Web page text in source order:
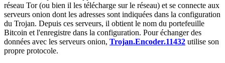
réseau Tor (ou bien il les télécharge sur le réseau) et se connecte aux
serveurs onion dont les adresses sont indiquées dans la configuration
du Trojan. Depuis ces serveurs, il obtient le nom du portefeuille
Bitcoin et l'enregistre dans la configuration. Pour échanger des
données avec les serveurs onion, Trojan.Encoder.11432 utilise son
propre protocole.